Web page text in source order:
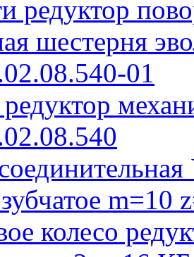
редуктор
шестерня
01
колесо